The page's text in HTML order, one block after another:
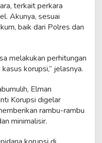
terkait perkara
Akunya, sesuai
baik dari Polres dan
melakukan perhitungan
korupsi,” jelasnya.
Elman
Korupsi digelar
rambu-rambu
minimalisir.